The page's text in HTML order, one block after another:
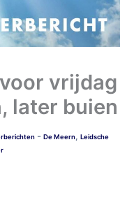
vrijdag
later buien
- De Meern, Leidsche